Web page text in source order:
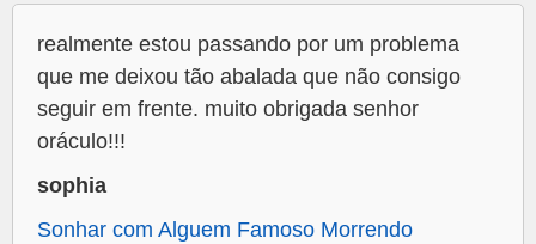
realmente estou passando por um problema
que me deixou tão abalada que não consigo
seguir em frente. muito obrigada senhor
oráculo!!!
sophia
Sonhar com Alguem Famoso Morrendo